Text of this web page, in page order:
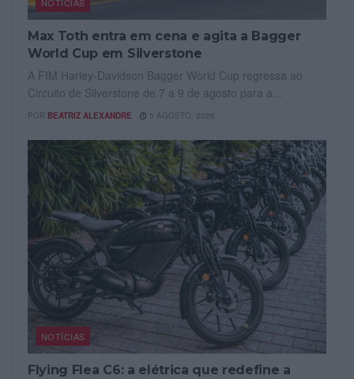
Max Toth entra em cena e agita a Bagger
World Cup em Silverstone
A FIM Harley-Davidson Bagger World Cup regressa ao
Circuito de Silverstone de 7 a 9 de agosto para a...
POR BEATRIZ ALEXANDRE 5 AGOSTO, 2026
NOTÍCIAS
Flying Flea C6: a elétrica que redefine a